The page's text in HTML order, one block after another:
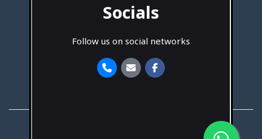
Socials
Follow us on social networks